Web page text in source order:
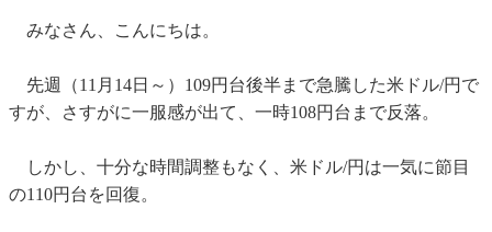
みなさん、こんにちは。
先週（11月14日～）109円台後半まで急騰した米ドル/円で
すが、さすがに一服感が出て、一時108円台まで反落。
しかし、十分な時間調整もなく、米ドル/円は一気に節目
の110円台を回復。